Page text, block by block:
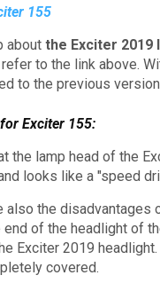
155
about the Exciter 2019
to the link above.
to the previous
Exciter 155:
the lamp head of the
looks like a "speed
also the disadvantages
of the headlight of
Exciter 2019
covered.